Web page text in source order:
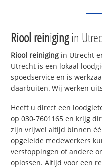
Riool reinigingin
Riool reiniging in Utrecht
Utrecht is een lokaal
spoedservice en is
daarbuiten. Wij werken
Heeft u direct een
op 030-7601165 en krijg
zijn vrijwel altijd binnen
opgeleide medewerkers
verstoppingen of andere
oplossen. Altijd voor een